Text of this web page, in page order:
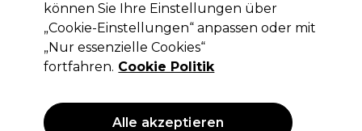
Keine Treffer für deine Suche.
hatte keine Treffer. Probiere es mit einem
allgemeineren Suchbegriff.
Das könnte dir gefallen
können Sie Ihre Einstellungen über
„Cookie-Einstellungen“ anpassen oder mit
„Nur essenzielle Cookies“
fortfahren. Cookie Politik
Alle akzeptieren